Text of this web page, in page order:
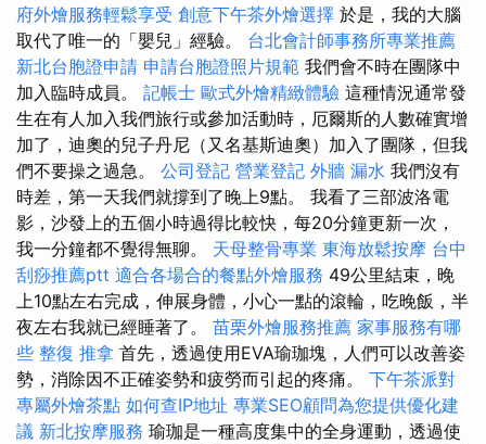
府外燴服務輕鬆享受 創意下午茶外燴選擇 於是，我的大腦
取代了唯一的「嬰兒」經驗。 台北會計師事務所專業推薦
新北台胞證申請 申請台胞證照片規範 我們會不時在團隊中
加入臨時成員。 記帳士 歐式外燴精緻體驗 這種情況通常發
生在有人加入我們旅行或參加活動時，厄爾斯的人數確實增
加了，迪奧的兒子丹尼（又名基斯迪奧）加入了團隊，但我
們不要操之過急。 公司登記 營業登記 外牆 漏水 我們沒有
時差，第一天我們就撐到了晚上9點。 我看了三部波洛電
影，沙發上的五個小時過得比較快，每20分鐘更新一次，
我一分鐘都不覺得無聊。 天母整骨專業 東海放鬆按摩 台中
刮痧推薦ptt 適合各場合的餐點外燴服務 49公里結束，晚
上10點左右完成，伸展身體，小心一點的滾輪，吃晚飯，半
夜左右我就已經睡著了。 苗栗外燴服務推薦 家事服務有哪
些 整復 推拿 首先，透過使用EVA瑜珈塊，人們可以改善姿
勢，消除因不正確姿勢和疲勞而引起的疼痛。 下午茶派對
專屬外燴茶點 如何查IP地址 專業SEO顧問為您提供優化建
議 新北按摩服務 瑜珈是一種高度集中的全身運動，透過使